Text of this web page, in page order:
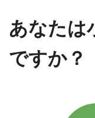
あなたは
ですか？